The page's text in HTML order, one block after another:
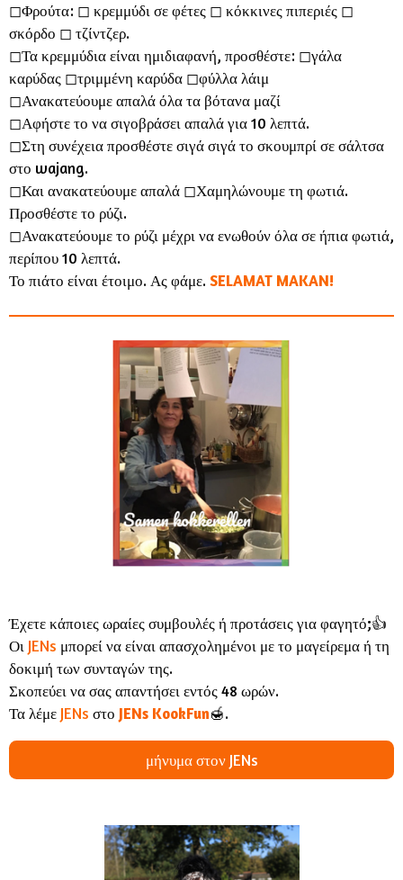
◻︎Φρούτα: ◻︎ κρεμμύδι σε φέτες ◻︎ κόκκινες πιπεριές ◻︎
σκόρδο ◻︎ τζίντζερ.
◻︎Τα κρεμμύδια είναι ημιδιαφανή, προσθέστε: ◻︎γάλα
καρύδας ◻︎τριμμένη καρύδα ◻︎φύλλα λάιμ
◻︎Ανακατεύουμε απαλά όλα τα βότανα μαζί
◻︎Αφήστε το να σιγοβράσει απαλά για 10 λεπτά.
◻︎Στη συνέχεια προσθέστε σιγά σιγά το σκουμπρί σε σάλτσα
στο wajang.
◻︎Και ανακατεύουμε απαλά ◻︎Χαμηλώνουμε τη φωτιά.
Προσθέστε το ρύζι.
◻︎Ανακατεύουμε το ρύζι μέχρι να ενωθούν όλα σε ήπια φωτιά,
περίπου 10 λεπτά.
Το πιάτο είναι έτοιμο. Ας φάμε. SELAMAT MAKAN!
Έχετε κάποιες ωραίες συμβουλές ή προτάσεις για φαγητό;👍
Οι JENs μπορεί να είναι απασχολημένοι με το μαγείρεμα ή τη
δοκιμή των συνταγών της.
Σκοπεύει να σας απαντήσει εντός 48 ωρών.
Τα λέμε JENs στο JENs KookFun🍯.
μήνυμα στον JENs